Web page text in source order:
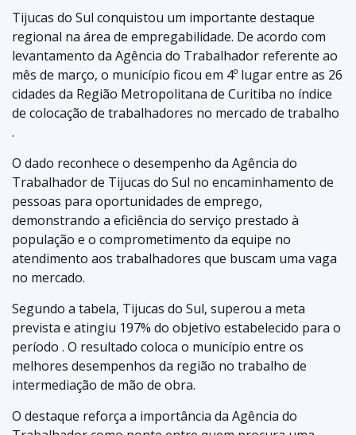
Tijucas do Sul conquistou um importante destaque
regional na área de empregabilidade. De acordo com
levantamento da Agência do Trabalhador referente ao
mês de março, o município ficou em 4º lugar entre as 26
cidades da Região Metropolitana de Curitiba no índice
de colocação de trabalhadores no mercado de trabalho
.
O dado reconhece o desempenho da Agência do
Trabalhador de Tijucas do Sul no encaminhamento de
pessoas para oportunidades de emprego,
demonstrando a eficiência do serviço prestado à
população e o comprometimento da equipe no
atendimento aos trabalhadores que buscam uma vaga
no mercado.
Segundo a tabela, Tijucas do Sul, superou a meta
prevista e atingiu 197% do objetivo estabelecido para o
período . O resultado coloca o município entre os
melhores desempenhos da região no trabalho de
intermediação de mão de obra.
O destaque reforça a importância da Agência do